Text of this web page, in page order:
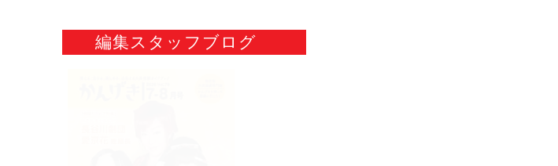
編集スタッフブログ